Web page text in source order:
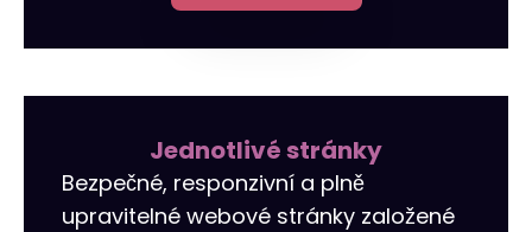
Jednotlivé stránky
Bezpečné, responzivní a plně
upravitelné webové stránky založené